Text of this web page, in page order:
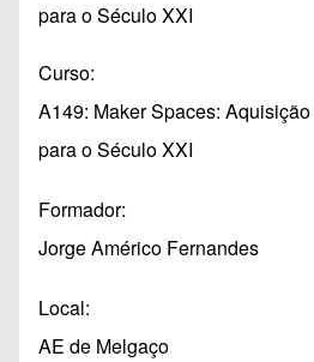
para o Século XXI
Curso
A149: Maker Spaces:
para o Século XXI
Formador
Jorge Américo Fernandes
Local
AE de Melgaço